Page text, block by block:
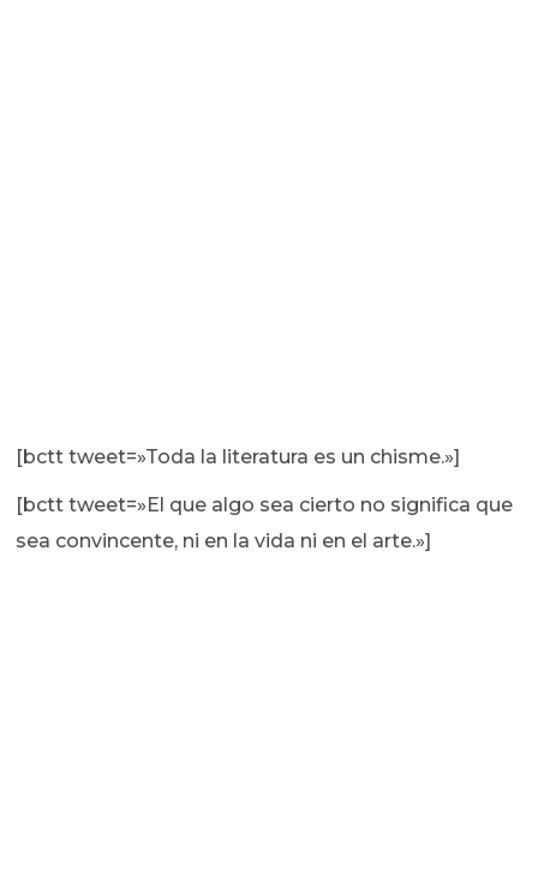
[bctt tweet=»Toda la literatura es un chisme.»]
[bctt tweet=»El que algo sea cierto no significa que
sea convincente, ni en la vida ni en el arte.»]